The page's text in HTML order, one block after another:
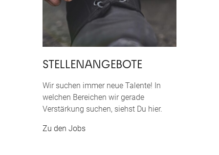
STELLENANGEBOTE
Wir suchen immer neue Talente! In
welchen Bereichen wir gerade
Verstärkung suchen, siehst Du hier.
Zu den Jobs